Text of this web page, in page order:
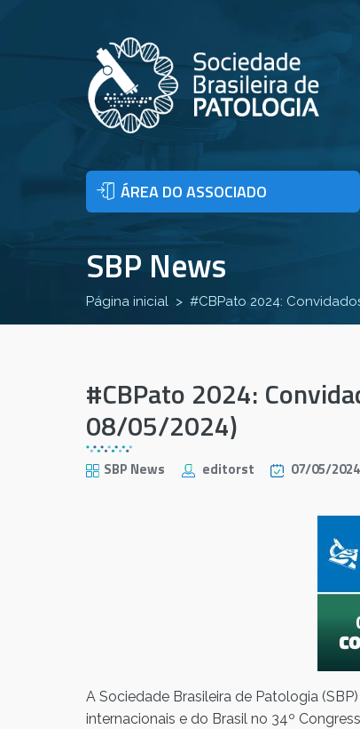
ÁREA DO ASSOCIADO
SBP News
Página inicial #CBPato 2024:
#CBPato 2024:
08/05/2024)
SBP News editorst 07/05/2024
A Sociedade Brasileira de Patologia
internacionais e do Brasil no 34º